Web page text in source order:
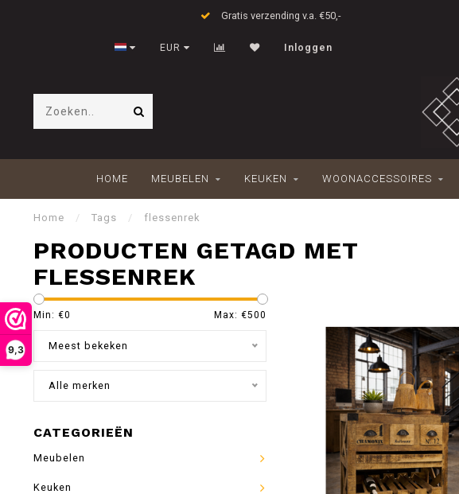
9,3
Gratis verzending v.a. €50,-
EUR Inloggen
HOME MEUBELEN KEUKEN WOONACCESSOIRES
Home / Tags / flessenrek
PRODUCTEN GETAGD MET
FLESSENREK
Min: €0 Max: €500
Meest bekeken
Alle merken
CATEGORIEËN
Meubelen
Keuken